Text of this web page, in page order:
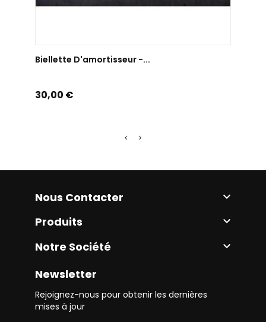
Biellette D'amortisseur -...
Prix
30,00 €
Nous Contacter 
Produits 
Notre Société 
Newsletter
Rejoignez-nous pour obtenir les dernières
mises à jour